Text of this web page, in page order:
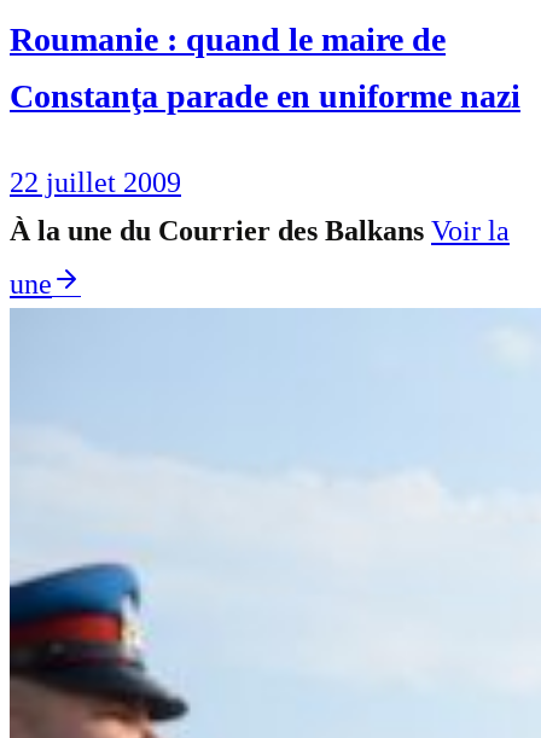
Roumanie : quand le maire de
Constanţa parade en uniforme nazi
22 juillet 2009
À la une du Courrier des Balkans Voir la
une